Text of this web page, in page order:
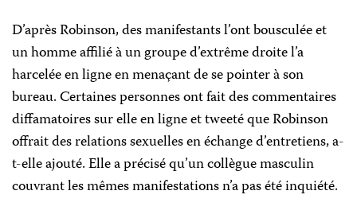
D’après Robinson, des manifestants l’ont bousculée et
un homme affilié à un groupe d’extrême droite l’a
harcelée en ligne en menaçant de se pointer à son
bureau. Certaines personnes ont fait des commentaires
diffamatoires sur elle en ligne et tweeté que Robinson
offrait des relations sexuelles en échange d’entretiens, a-
t-elle ajouté. Elle a précisé qu’un collègue masculin
couvrant les mêmes manifestations n’a pas été inquiété.